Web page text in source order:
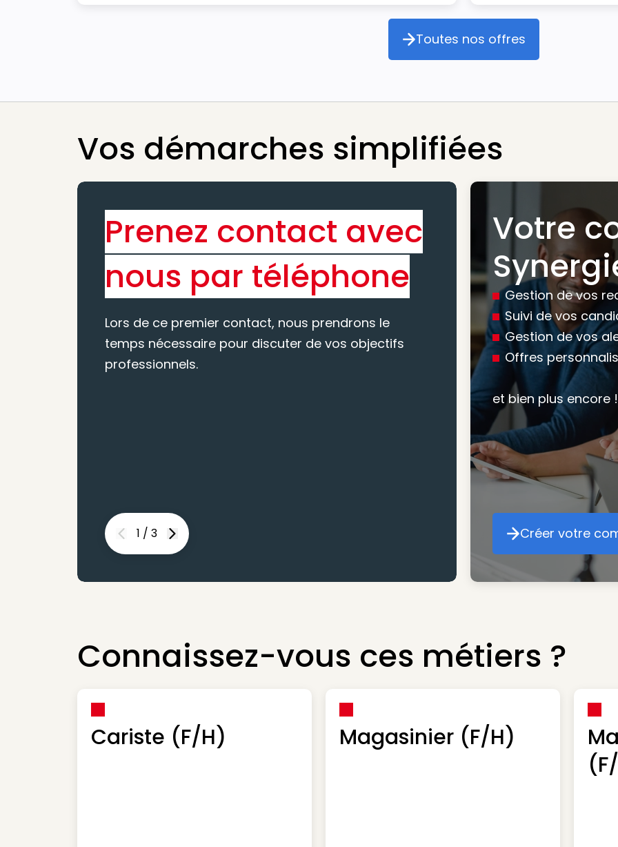
Toutes nos offres
Toutes nos offres
Vos démarches simplifiées
Prenez contact avec
nous par téléphone
Lors de ce premier contact, nous prendrons le
temps nécessaire pour discuter de vos objectifs
professionnels.
Nous vous
votre recherche,
mesure pour
atteindre vos
1 / 3
Next
Votre
Gestion de vos
Suivi de vos
Gestion de vos
Offres
et bien plus encore !
Créer votre
Connaissez-vous ces métiers ?
Cariste (F/H) Magasinier (F/H)